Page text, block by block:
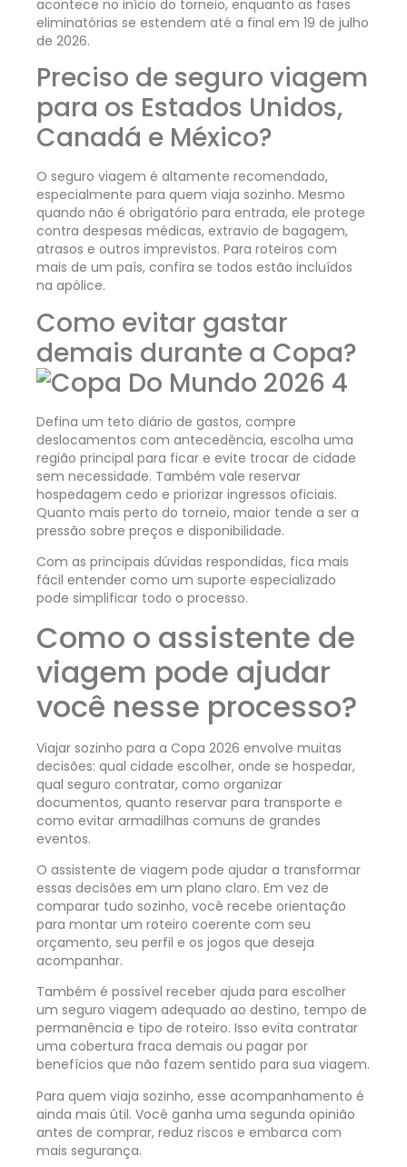
acontece no início do torneio, enquanto as fases
eliminatórias se estendem até a final em 19 de julho
de 2026.
Preciso de seguro viagem
para os Estados Unidos,
Canadá e México?
O seguro viagem é altamente recomendado,
especialmente para quem viaja sozinho. Mesmo
quando não é obrigatório para entrada, ele protege
contra despesas médicas, extravio de bagagem,
atrasos e outros imprevistos. Para roteiros com
mais de um país, confira se todos estão incluídos
na apólice.
Como evitar gastar
demais durante a Copa?
Defina um teto diário de gastos, compre
deslocamentos com antecedência, escolha uma
região principal para ficar e evite trocar de cidade
sem necessidade. Também vale reservar
hospedagem cedo e priorizar ingressos oficiais.
Quanto mais perto do torneio, maior tende a ser a
pressão sobre preços e disponibilidade.
Com as principais dúvidas respondidas, fica mais
fácil entender como um suporte especializado
pode simplificar todo o processo.
Como o assistente de
viagem pode ajudar
você nesse processo?
Viajar sozinho para a Copa 2026 envolve muitas
decisões: qual cidade escolher, onde se hospedar,
qual seguro contratar, como organizar
documentos, quanto reservar para transporte e
como evitar armadilhas comuns de grandes
eventos.
O assistente de viagem pode ajudar a transformar
essas decisões em um plano claro. Em vez de
comparar tudo sozinho, você recebe orientação
para montar um roteiro coerente com seu
orçamento, seu perfil e os jogos que deseja
acompanhar.
Também é possível receber ajuda para escolher
um seguro viagem adequado ao destino, tempo de
permanência e tipo de roteiro. Isso evita contratar
uma cobertura fraca demais ou pagar por
benefícios que não fazem sentido para sua viagem.
Para quem viaja sozinho, esse acompanhamento é
ainda mais útil. Você ganha uma segunda opinião
antes de comprar, reduz riscos e embarca com
mais segurança.